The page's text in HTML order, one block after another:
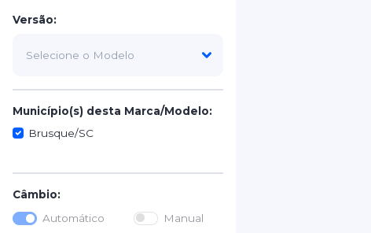
Versão:
Município(s) desta Marca/Modelo:
Brusque/SC
Câmbio:
Automático
Manual